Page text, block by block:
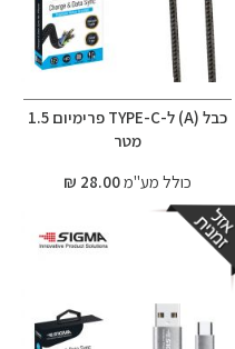
כבל (A) ל-TYPE-C פרימיום 1.5
מטר
כולל מע"מ28.00 ₪